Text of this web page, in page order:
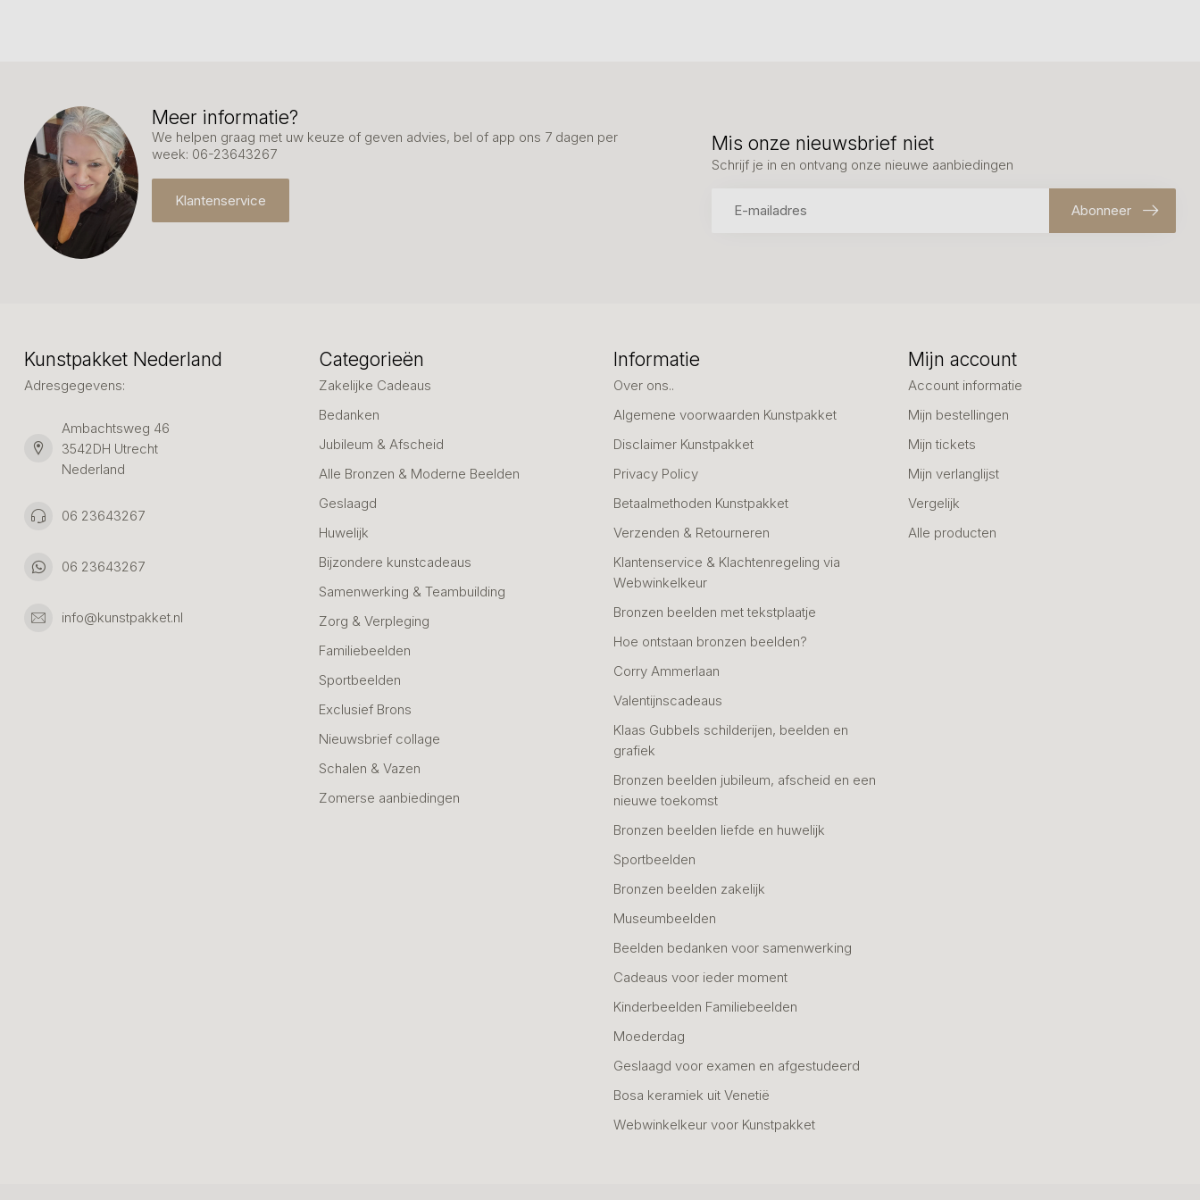
Meer informatie?
We helpen graag met uw keuze of geven advies, bel of app ons 7 dagen per
week: 06-23643267
Klantenservice
Mis onze nieuwsbrief niet
Schrijf je in en ontvang onze nieuwe aanbiedingen
Abonneer
Kunstpakket Nederland
Adresgegevens:
Ambachtsweg 46
3542DH Utrecht
Nederland
06 23643267
06 23643267
info@kunstpakket.nl
Categorieën
Zakelijke Cadeaus
Bedanken
Jubileum & Afscheid
Alle Bronzen & Moderne Beelden
Geslaagd
Huwelijk
Bijzondere kunstcadeaus
Samenwerking & Teambuilding
Zorg & Verpleging
Familiebeelden
Sportbeelden
Exclusief Brons
Nieuwsbrief collage
Schalen & Vazen
Zomerse aanbiedingen
Informatie
Over ons..
Algemene voorwaarden Kunstpakket
Disclaimer Kunstpakket
Privacy Policy
Betaalmethoden Kunstpakket
Verzenden & Retourneren
Klantenservice & Klachtenregeling via
Webwinkelkeur
Bronzen beelden met tekstplaatje
Hoe ontstaan bronzen beelden?
Corry Ammerlaan
Valentijnscadeaus
Klaas Gubbels schilderijen, beelden en
grafiek
Bronzen beelden jubileum, afscheid en een
nieuwe toekomst
Bronzen beelden liefde en huwelijk
Sportbeelden
Bronzen beelden zakelijk
Museumbeelden
Beelden bedanken voor samenwerking
Cadeaus voor ieder moment
Kinderbeelden Familiebeelden
Moederdag
Geslaagd voor examen en afgestudeerd
Bosa keramiek uit Venetië
Webwinkelkeur voor Kunstpakket
Mijn account
Account informatie
Mijn bestellingen
Mijn tickets
Mijn verlanglijst
Vergelijk
Alle producten